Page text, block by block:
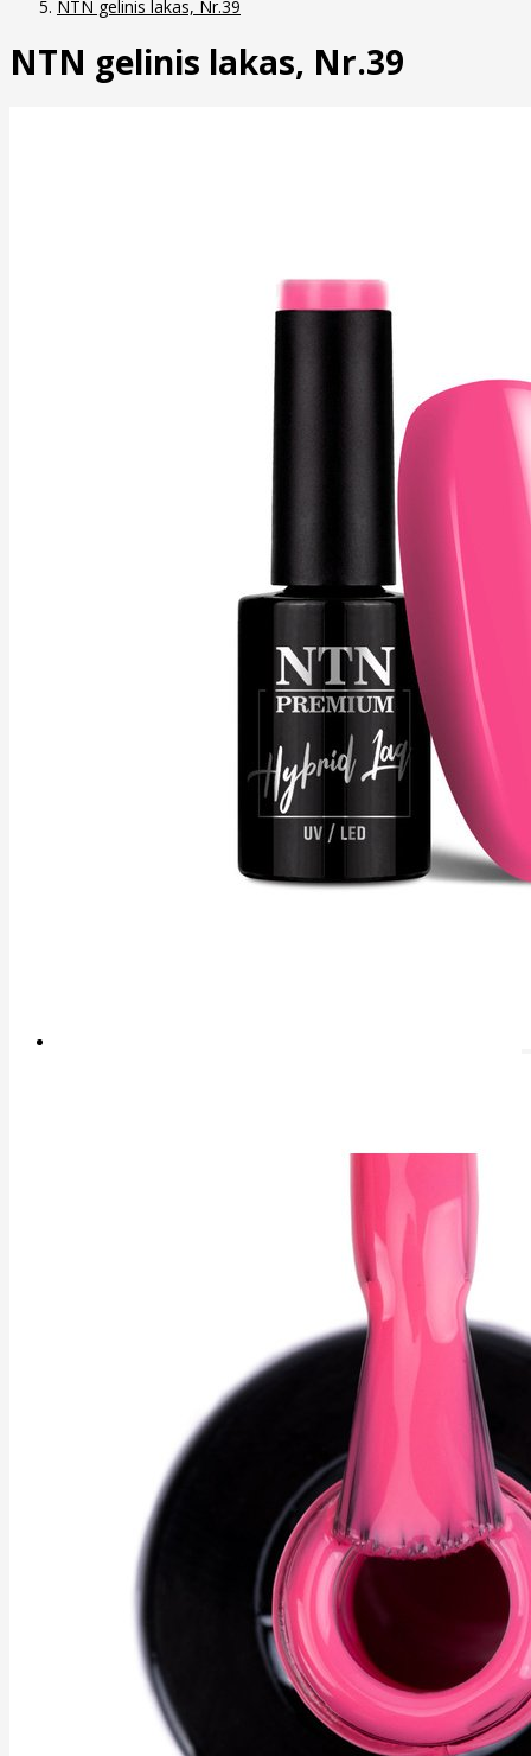
NTN gelinis lakas, Nr.39
NTN gelinis lakas, Nr.39